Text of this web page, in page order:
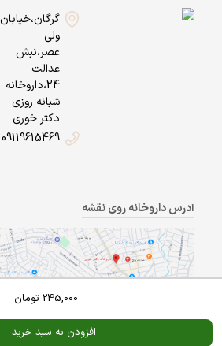
245,000 تومان
افزودن به سبد خرید
گرگان،خیابان
ولی
عصر،نبش
عدالت
24،داروخانه
شبانه روزی
دکتر خوری
09119615469
آدرس داروخانه روی نقشه